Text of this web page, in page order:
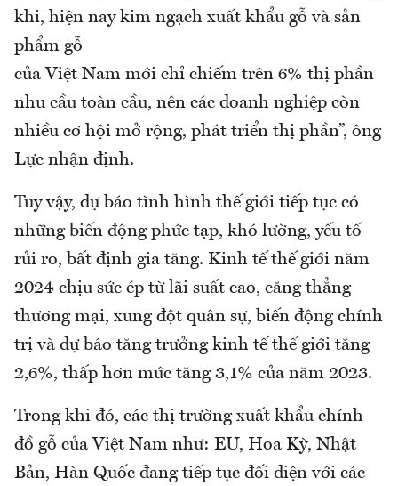
khi, hiện nay kim ngạch xuất khẩu gỗ và sản
phẩm gỗ
của Việt Nam mới chỉ chiếm trên 6% thị phần
nhu cầu toàn cầu, nên các doanh nghiệp còn
nhiều cơ hội mở rộng, phát triển thị phần”, ông
Lực nhận định.
Tuy vậy, dự báo tình hình thế giới tiếp tục có
những biến động phức tạp, khó lường, yếu tố
rủi ro, bất định gia tăng. Kinh tế thế giới năm
2024 chịu sức ép từ lãi suất cao, căng thẳng
thương mại, xung đột quân sự, biến động chính
trị và dự báo tăng trưởng kinh tế thế giới tăng
2,6%, thấp hơn mức tăng 3,1% của năm 2023.
Trong khi đó, các thị trường xuất khẩu chính
đồ gỗ của Việt Nam như: EU, Hoa Kỳ, Nhật
Bản, Hàn Quốc đang tiếp tục đối diện với các